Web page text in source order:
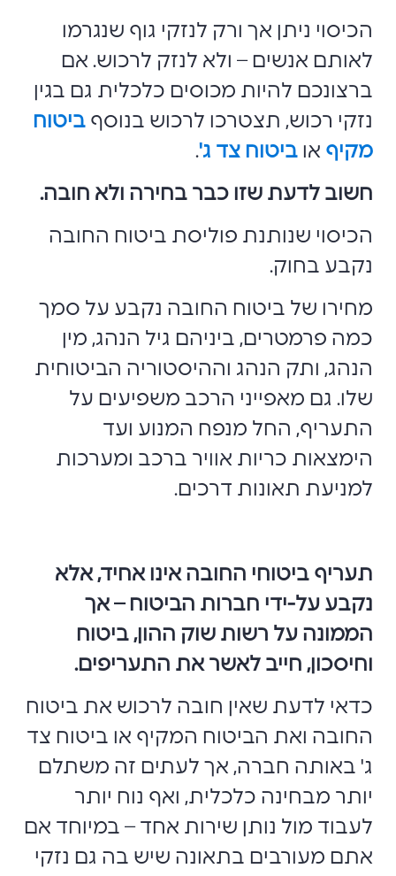
הכיסוי ניתן אך ורק לנזקי גוף שנגרמו
לאותם אנשים – ולא לנזק לרכוש. אם
ברצונכם להיות מכוסים כלכלית גם בגין
נזקי רכוש, תצטרכו לרכוש בנוסף ביטוח
מקיף או ביטוח צד ג'.
חשוב לדעת שזו כבר בחירה ולא חובה.
הכיסוי שנותנת פוליסת ביטוח החובה
נקבע בחוק.
מחירו של ביטוח החובה נקבע על סמך
כמה פרמטרים, ביניהם גיל הנהג, מין
הנהג, ותק הנהג וההיסטוריה הביטוחית
שלו. גם מאפייני הרכב משפיעים על
התעריף, החל מנפח המנוע ועד
הימצאות כריות אוויר ברכב ומערכות
למניעת תאונות דרכים.
תעריף ביטוחי החובה אינו אחיד, אלא
נקבע על-ידי חברות הביטוח – אך
הממונה על רשות שוק ההון, ביטוח
וחיסכון, חייב לאשר את התעריפים.
כדאי לדעת שאין חובה לרכוש את ביטוח
החובה ואת הביטוח המקיף או ביטוח צד
ג' באותה חברה, אך לעתים זה משתלם
יותר מבחינה כלכלית, ואף נוח יותר
לעבוד מול נותן שירות אחד – במיוחד אם
אתם מעורבים בתאונה שיש בה גם נזקי